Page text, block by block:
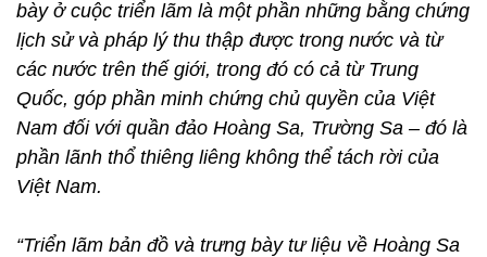
bày ở cuộc triển lãm là một phần những bằng chứng
lịch sử và pháp lý thu thập được trong nước và từ
các nước trên thế giới, trong đó có cả từ Trung
Quốc, góp phần minh chứng chủ quyền của Việt
Nam đối với quần đảo Hoàng Sa, Trường Sa – đó là
phần lãnh thổ thiêng liêng không thể tách rời của
Việt Nam.
“Triển lãm bản đồ và trưng bày tư liệu về Hoàng Sa